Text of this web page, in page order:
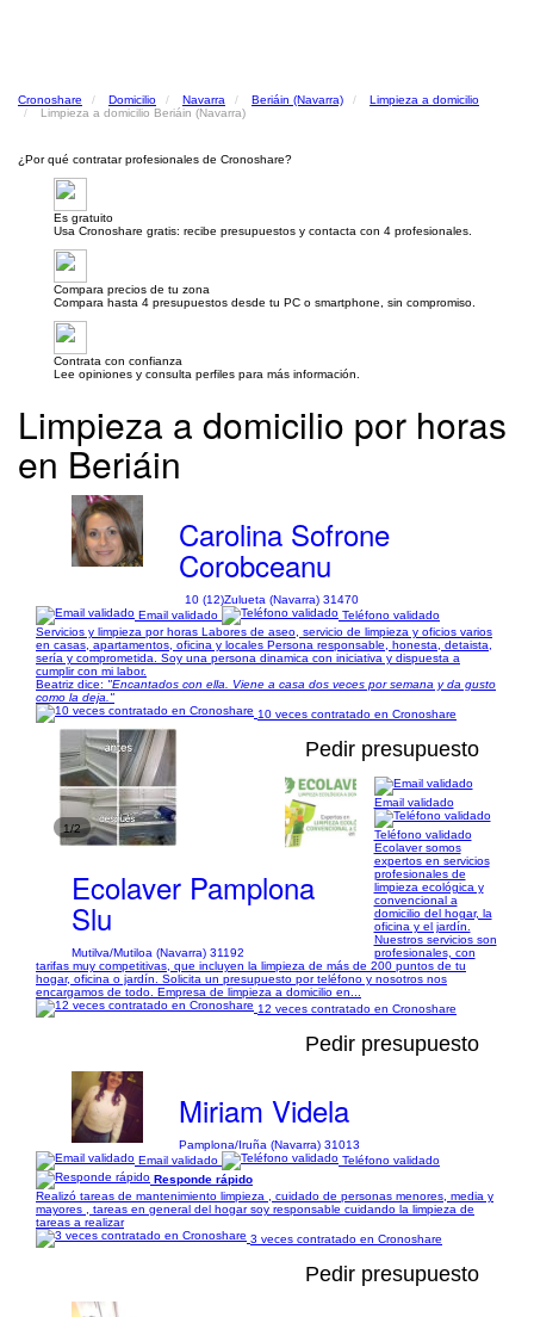
Cronoshare Domicilio Navarra Beriáin (Navarra)
Limpieza a domicilio
Limpieza a domicilio Beriáin (Navarra)
¿Por qué contratar profesionales de Cronoshare?
Es gratuito
Usa Cronoshare gratis: recibe presupuestos y contacta con 4 profesionales.
Compara precios de tu zona
Compara hasta 4 presupuestos desde tu PC o smartphone, sin compromiso.
Contrata con confianza
Lee opiniones y consulta perfiles para más información.
Limpieza a domicilio por horas
en Beriáin
Carolina Sofrone
Corobceanu
10 (12)Zulueta (Navarra) 31470
Email validado
Teléfono validado
Servicios y limpieza por horas Labores de aseo, servicio de limpieza y oficios varios
en casas, apartamentos, oficina y locales Persona responsable, honesta, detaista,
sería y comprometida. Soy una persona dinamica con iniciativa y dispuesta a
cumplir con mi labor.
Beatriz dice: "Encantados con ella. Viene a casa dos veces por semana y da gusto
como la deja."
10 veces contratado en Cronoshare
1/2
Pedir presupuesto
Ecolaver Pamplona
Slu
Mutilva/Mutiloa (Navarra) 31192
Email validado
Teléfono validado
Ecolaver somos
expertos en servicios
profesionales de
limpieza ecológica y
convencional a
domicilio del hogar, la
oficina y el jardín.
Nuestros servicios son
profesionales, con
tarifas muy competitivas, que incluyen la limpieza de más de 200 puntos de tu
hogar, oficina o jardín. Solicita un presupuesto por teléfono y nosotros nos
encargamos de todo. Empresa de limpieza a domicilio en...
12 veces contratado en Cronoshare
Pedir presupuesto
Miriam Videla
Pamplona/Iruña (Navarra) 31013
Email validado
Teléfono validado
Responde rápido
Realizó tareas de mantenimiento limpieza , cuidado de personas menores, media y
mayores , tareas en general del hogar soy responsable cuidando la limpieza de
tareas a realizar
3 veces contratado en Cronoshare
Pedir presupuesto